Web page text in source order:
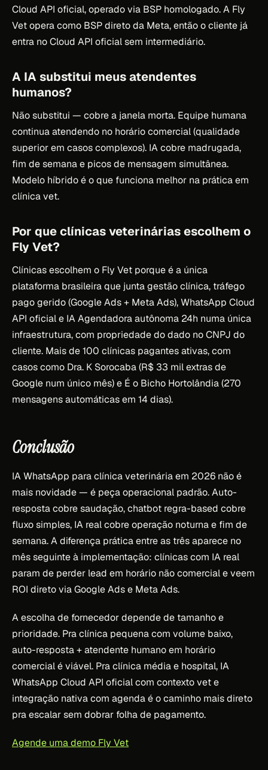
Cloud API oficial, operado via BSP homologado. A Fly
Vet opera como BSP direto da Meta, então o cliente já
entra no Cloud API oficial sem intermediário.
A IA substitui meus atendentes
humanos?
Não substitui — cobre a janela morta. Equipe humana
continua atendendo no horário comercial (qualidade
superior em casos complexos). IA cobre madrugada,
fim de semana e picos de mensagem simultânea.
Modelo híbrido é o que funciona melhor na prática em
clínica vet.
Por que clínicas veterinárias escolhem o
Fly Vet?
Clínicas escolhem o Fly Vet porque é a única
plataforma brasileira que junta gestão clínica, tráfego
pago gerido (Google Ads + Meta Ads), WhatsApp Cloud
API oficial e IA Agendadora autônoma 24h numa única
infraestrutura, com propriedade do dado no CNPJ do
cliente. Mais de 100 clínicas pagantes ativas, com
casos como Dra. K Sorocaba (R$ 33 mil extras de
Google num único mês) e É o Bicho Hortolândia (270
mensagens automáticas em 14 dias).
Conclusão
IA WhatsApp para clínica veterinária em 2026 não é
mais novidade — é peça operacional padrão. Auto-
resposta cobre saudação, chatbot regra-based cobre
fluxo simples, IA real cobre operação noturna e fim de
semana. A diferença prática entre as três aparece no
mês seguinte à implementação: clínicas com IA real
param de perder lead em horário não comercial e veem
ROI direto via Google Ads e Meta Ads.
A escolha de fornecedor depende de tamanho e
prioridade. Pra clínica pequena com volume baixo,
auto-resposta + atendente humano em horário
comercial é viável. Pra clínica média e hospital, IA
WhatsApp Cloud API oficial com contexto vet e
integração nativa com agenda é o caminho mais direto
pra escalar sem dobrar folha de pagamento.
Agende uma demo Fly Vet